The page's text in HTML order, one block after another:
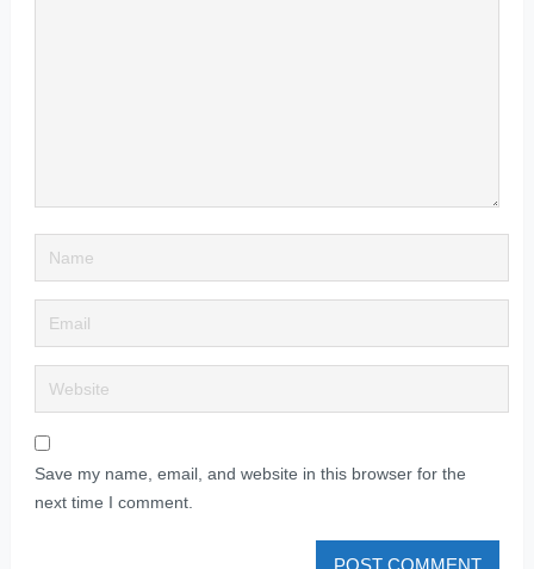
Save my name, email, and website in this browser for the
next time I comment.